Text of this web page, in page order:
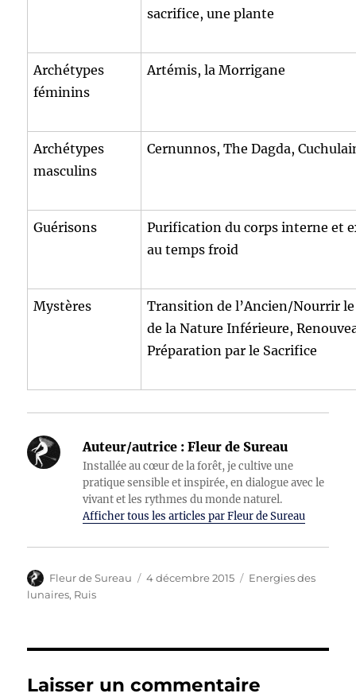
sacrifice, une plante
Archétypes
féminins
Artémis, la Morrigane
Archétypes
masculins
Cernunnos, The Dagda,
Guérisons
Purification du corps interne et
au temps froid
Mystères
Transition de l’Ancien/Nourrir
de la Nature Inférieure,
Préparation par le Sacrifice
Auteur/autrice : Fleur de Sureau
Installée au cœur de la forêt, je cultive une
pratique sensible et inspirée, en dialogue avec le
vivant et les rythmes du monde naturel.
Afficher tous les articles par Fleur de Sureau
Auteur
Fleur de Sureau
Publié
4 décembre 2015 Catégories
Energies des
lunaires, Ruis
Laisser un commentaire